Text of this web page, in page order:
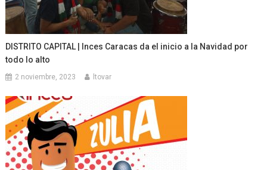
DISTRITO CAPITAL | Inces Caracas da el inicio a la Navidad por
todo lo alto
2 noviembre, 2023 ltovar